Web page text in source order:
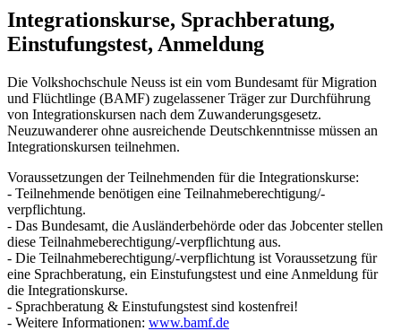
Integrationskurse, Sprachberatung,
Einstufungstest, Anmeldung
Die Volkshochschule Neuss ist ein vom Bundesamt für Migration
und Flüchtlinge (BAMF) zugelassener Träger zur Durchführung
von Integrationskursen nach dem Zuwanderungsgesetz.
Neuzuwanderer ohne ausreichende Deutschkenntnisse müssen an
Integrationskursen teilnehmen.
Voraussetzungen der Teilnehmenden für die Integrationskurse:
- Teilnehmende benötigen eine Teilnahmeberechtigung/-
verpflichtung.
- Das Bundesamt, die Ausländerbehörde oder das Jobcenter stellen
diese Teilnahmeberechtigung/-verpflichtung aus.
- Die Teilnahmeberechtigung/-verpflichtung ist Voraussetzung für
eine Sprachberatung, ein Einstufungstest und eine Anmeldung für
die Integrationskurse.
- Sprachberatung & Einstufungstest sind kostenfrei!
- Weitere Informationen: www.bamf.de